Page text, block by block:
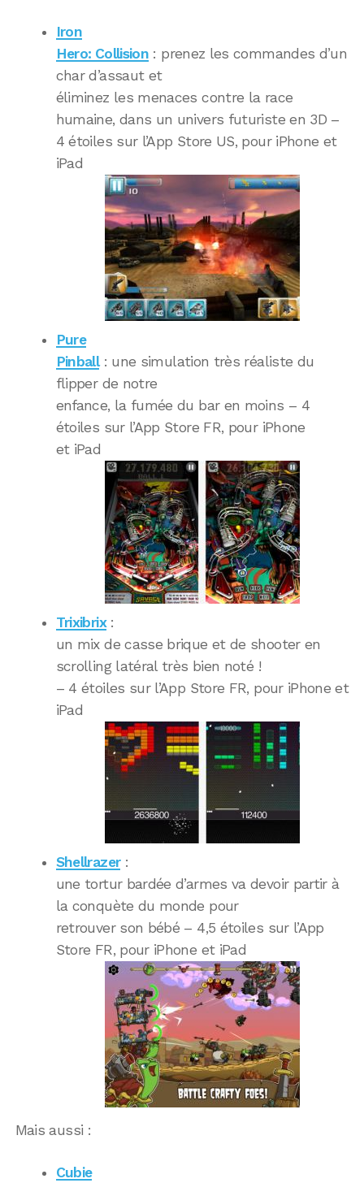
Iron
Hero: Collision : prenez les commandes d’un
char d’assaut et
éliminez les menaces contre la race
humaine, dans un univers futuriste en 3D –
4 étoiles sur l’App Store US, pour iPhone et
iPad
Pure
Pinball: une simulation très réaliste du
flipper de notre
enfance, la fumée du bar en moins – 4
étoiles sur l’App Store FR, pour iPhone
et iPad
Trixibrix:
un mix de casse brique et de shooter en
scrolling latéral très bien noté !
– 4 étoiles sur l’App Store FR, pour iPhone et
iPad
Shellrazer:
une tortur bardée d’armes va devoir partir à
la conquète du monde pour
retrouver son bébé – 4,5 étoiles sur l’App
Store FR, pour iPhone et iPad
Mais aussi :
Cubie